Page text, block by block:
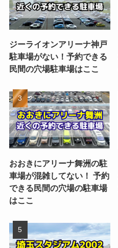
ジーライオンアリーナ神戸
駐車場がない！予約できる
民間の穴場駐車場はここ
おおきにアリーナ舞洲の駐
車場が混雑してない！ 予約
できる民間の穴場の駐車場
はここ